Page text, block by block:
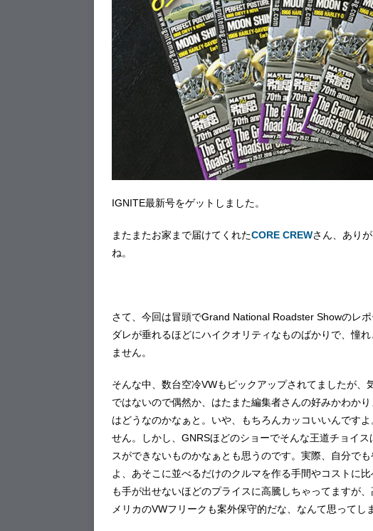
IGNITE最新号をゲットしました。
またまたお家まで届けてくれたCORE CREWさん、あり
ね。
さて、今回は冒頭でGrand National Roadster Showのレ
ダレが垂れるほどにハイクオリティなものばかりで、憧
ません。
そんな中、数台空冷VWもピックアップされてましたが
ではないので偶然か、はたまた編集者さんの好みかわか
はどうなのかなぁと。いや、もちろんカッコいいんです
せん。しかし、GNRSほどのショーでそんな王道チョイ
スができないものかなぁとも思うのです。実際、自分で
よ、あそこに並べるだけのクルマを作る手間やコストに
も手が出せないほどのプライスに高騰しちゃってますが
メリカのVWフリークも案外保守的だな、なんて思ってし